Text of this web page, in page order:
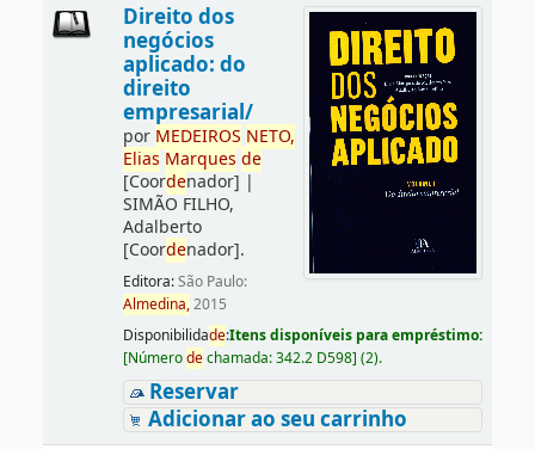
Direito dos
negócios
aplicado: do
direito
empresarial/
por MEDEIROS NETO,
Elias Marques de
[Coordenador] |
SIMÃO FILHO,
Adalberto
[Coordenador].
Editora:São Paulo:
Almedina,2015
Disponibilidade:Itens disponíveis para empréstimo:
[Númerodechamada:342.2 D598] (2).
Reservar
Adicionar ao seu carrinho